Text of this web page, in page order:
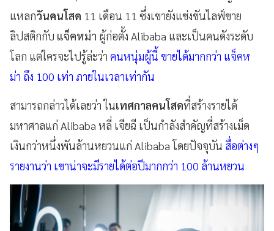
แหลกวันคนโสด 11 เดือน 11 ซึ่งเขายังแข่งขันไลฟ์ขาย
ลิปสติกกับ แจ็คหม่า ผู้ก่อตั้ง Alibaba และเป็นคนดังระดับ
โลก แต่ใครจะไปรู้ล่ะว่า คนหนุ่มผู้นี้ ขายได้มากกว่า แจ็คห
ม่า ถึง 100 เท่า ภายในเวลาเท่ากัน
สามารถกล่าวได้เลยว่า ในเทศกาลคนโสดที่สร้างรายได้
มหาศาลแก่ Alibaba หลี่ เจียฉี เป็นกำลังสำคัญที่สร้างเม็ด
เงินกว่าหนึ่งพันล้านหยวนแก่ Alibaba โดยปัจจุบัน สื่อต่างๆ
รายงานว่า เขาน่าจะมีรายได้ต่อปีมากกว่า 100 ล้านหยวน